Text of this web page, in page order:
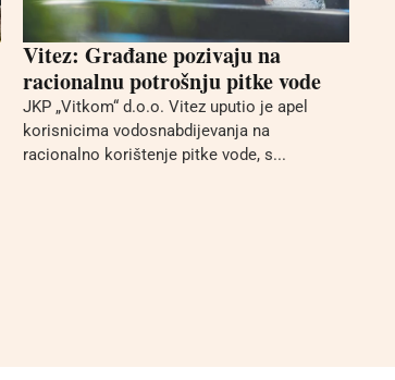
Vitez: Građane pozivaju na
racionalnu potrošnju pitke vode
JKP „Vitkom“ d.o.o. Vitez uputio je apel
korisnicima vodosnabdijevanja na
racionalno korištenje pitke vode, s...